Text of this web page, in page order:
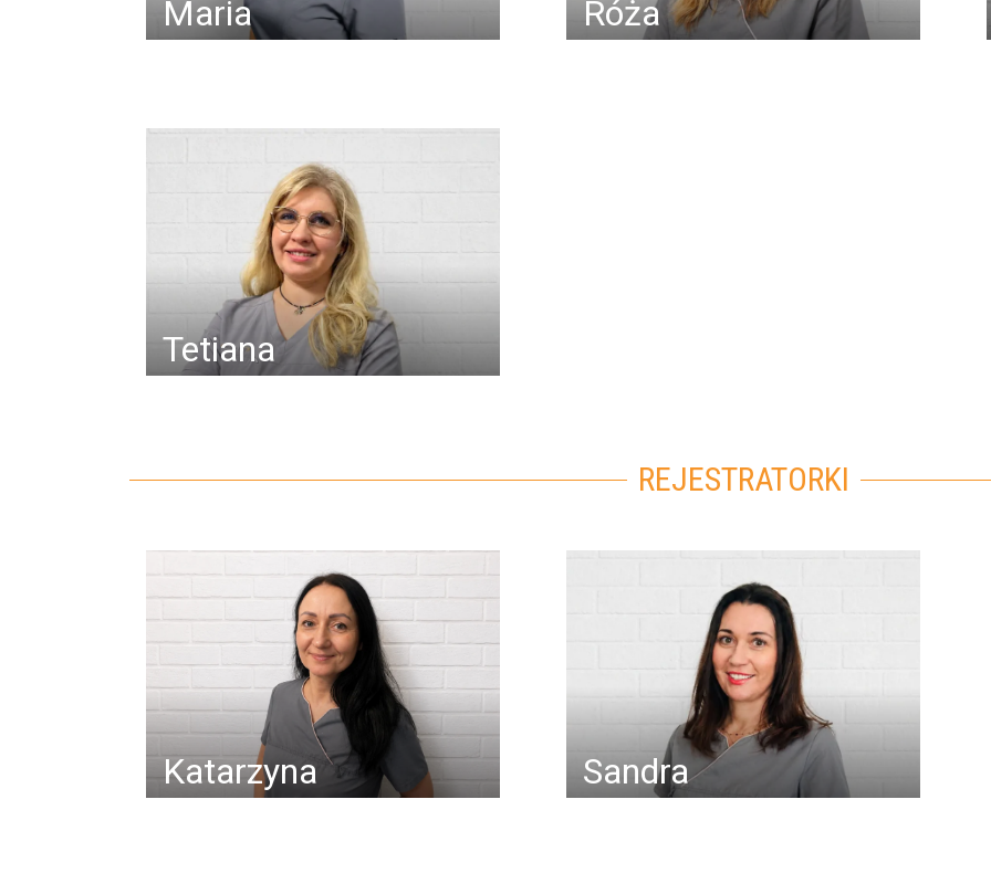
Maria Róża
Tetiana
REJESTRATORKI
Katarzyna Sandra
Umów wizytę
politykę prywatności